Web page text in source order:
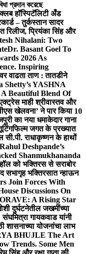
প্রদান করেছে
हॉस्पिटॅलिटी अँड
– तुर्कस्तान सादर
रिलीज, प्रियंका सिंह और
Nihalani: Two
Dr. Basant Goel To
2026 As
Inspiring
वाढता ताण : तातडीने
Shetty’s YASHNA
Beautiful Blend Of
माही श्रीवास्तव और
खेलवना’ ने पार किया 10
का नया धमाकेदार गाना
फिल्म जगत के प्रख्यात
सी.पी. राधाकृष्णन के हाथों
Rahul Deshpande’s
Shanmukhananda
को भक्तिरस से सराबोर
सभागृह भक्तिरसात न्हाऊन
Join Forces With
Discussions On
A Rising Star
दुर्घटनेतील जखमींच्या
गायकवाड यांनी
योजनांचा लाभ
BHUJLE The Art
Trends. Some Men